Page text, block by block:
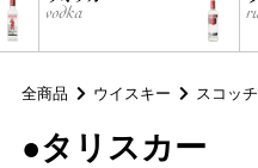
全商品 ウイスキー スコッチ
●タリスカー